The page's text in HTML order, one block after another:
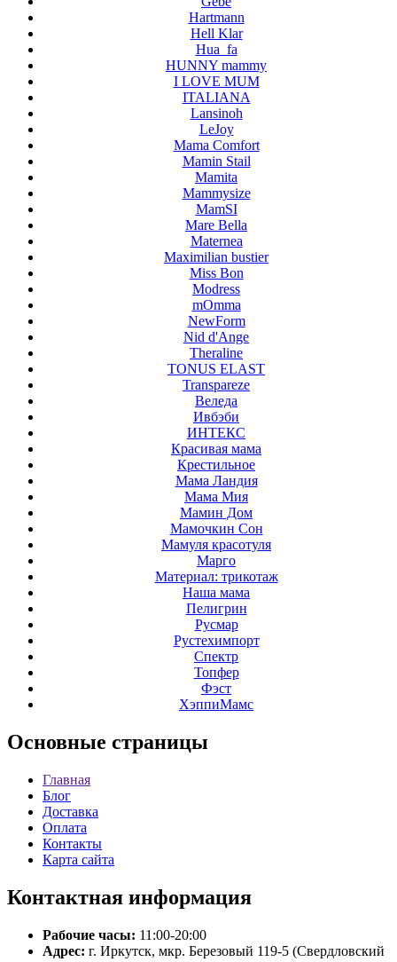
Hartmann
Hell Klar
Hua_fa
HUNNY mammy
I LOVE MUM
ITALIANA
Lansinoh
LeJoy
Mama Comfort
Mamin Stail
Mamita
Mammysize
MamSI
Mare Bella
Maternea
Maximilian bustier
Miss Bon
Modress
mOmma
NewForm
Nid d'Ange
Theraline
TONUS ELAST
Transpareze
Веледа
Ивбэби
ИНТЕКС
Красивая мама
Крестильное
Мама Ландия
Мама Мия
Мамин Дом
Мамочкин Сон
Мамуля красотуля
Марго
Материал: трикотаж
Наша мама
Пелигрин
Русмар
Рустехимпорт
Спектр
Топфер
Фэст
ХэппиМамс
Основные страницы
Главная
Блог
Доставка
Оплата
Контакты
Карта сайта
Контактная информация
Рабочие часы: 11:00-20:00
Адрес: г. Иркутск, мкр. Березовый 119-5 (Свердловский